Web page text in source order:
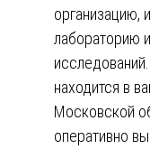
лабораторию
находится в
Московской
оперативно